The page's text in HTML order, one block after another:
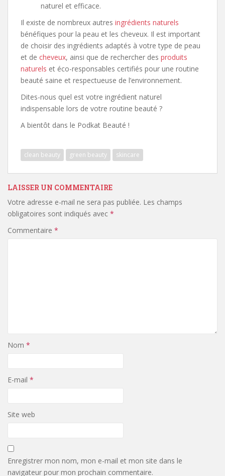
naturel et efficace.
Il existe de nombreux autres ingrédients naturels
bénéfiques pour la peau et les cheveux. Il est important
de choisir des ingrédients adaptés à votre type de peau
et de cheveux, ainsi que de rechercher des produits
naturels et éco-responsables certifiés pour une routine
beauté saine et respectueuse de l’environnement.
Dites-nous quel est votre ingrédient naturel
indispensable lors de votre routine beauté ?
A bientôt dans le Podkat Beauté !
clean beauty green beauty skincare
LAISSER UN COMMENTAIRE
Votre adresse e-mail ne sera pas publiée. Les champs
obligatoires sont indiqués avec *
Commentaire *
Nom *
E-mail *
Site web
Enregistrer mon nom, mon e-mail et mon site dans le
navigateur pour mon prochain commentaire.